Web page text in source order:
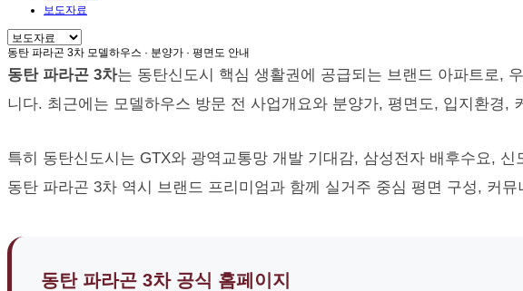
보도자료
동탄 파라곤 3차 모델하우스 · 분양가 · 평면도 안내
동탄 파라곤 3차는 동탄신도시 핵심 생활권에 공급되는 브랜드 아파트로,
니다. 최근에는 모델하우스 방문 전 사업개요와 분양가, 평면도, 입지환경
특히 동탄신도시는 GTX와 광역교통망 개발 기대감, 삼성전자 배후수요,
동탄 파라곤 3차 역시 브랜드 프리미엄과 함께 실거주 중심 평면 구성, 커
동탄 파라곤 3차 공식 홈페이지